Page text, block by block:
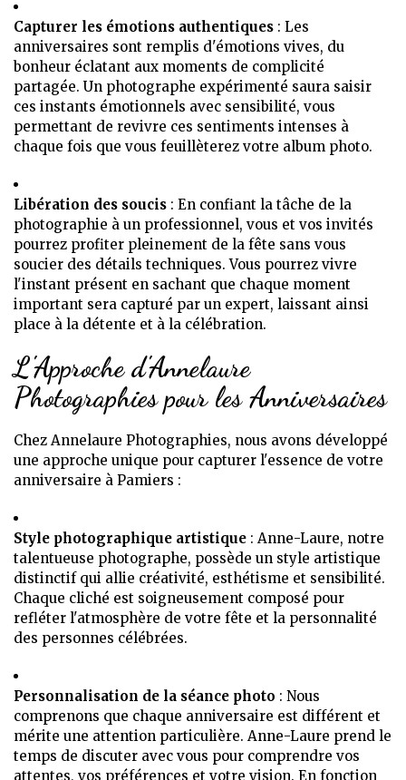
Capturer les émotions authentiques : Les
anniversaires sont remplis d'émotions vives, du
bonheur éclatant aux moments de complicité
partagée. Un photographe expérimenté saura saisir
ces instants émotionnels avec sensibilité, vous
permettant de revivre ces sentiments intenses à
chaque fois que vous feuillèterez votre album photo.
Libération des soucis : En confiant la tâche de la
photographie à un professionnel, vous et vos invités
pourrez profiter pleinement de la fête sans vous
soucier des détails techniques. Vous pourrez vivre
l'instant présent en sachant que chaque moment
important sera capturé par un expert, laissant ainsi
place à la détente et à la célébration.
L'Approche d'Annelaure
Photographies pour les Anniversaires
Chez Annelaure Photographies, nous avons développé
une approche unique pour capturer l'essence de votre
anniversaire à Pamiers :
Style photographique artistique : Anne-Laure, notre
talentueuse photographe, possède un style artistique
distinctif qui allie créativité, esthétisme et sensibilité.
Chaque cliché est soigneusement composé pour
refléter l'atmosphère de votre fête et la personnalité
des personnes célébrées.
Personnalisation de la séance photo : Nous
comprenons que chaque anniversaire est différent et
mérite une attention particulière. Anne-Laure prend le
temps de discuter avec vous pour comprendre vos
attentes, vos préférences et votre vision. En fonction